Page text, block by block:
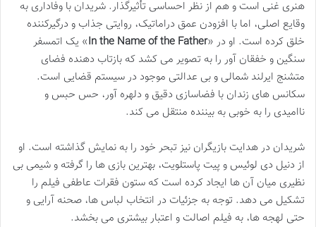
هنری غنی است و هم از نظر احساسی تأثیرگذار. شریدان با وفاداری به
وقایع اصلی، اما با افزودن عمق دراماتیک، روایتی جذاب و درگیرکننده
خلق کرده است. او در «In the Name of the Father» یک اتمسفر
سنگین و خفقان آور را به تصویر می کشد که بازتاب دهنده فضای
متشنج ایرلند شمالی و بی عدالتی موجود در سیستم قضایی است.
سکانس های زندان با فضاسازی دقیق و دلهره آور، حس حبس و
ناامیدی را به خوبی به بیننده منتقل می کند.
شریدان در هدایت بازیگران نیز تبحر خود را به نمایش گذاشته است. او
از دنیل دی لوئیس و پیت پاستلویت، بهترین بازی ها را گرفته و شیمی بی
نظیری میان آن ها ایجاد کرده است که ستون فقرات عاطفی فیلم را
تشکیل می دهد. توجه به جزئیات در انتخاب لباس ها، صحنه آرایی و
حتی لهجه ها، به فیلم اصالت و اعتبار بیشتری می بخشد.